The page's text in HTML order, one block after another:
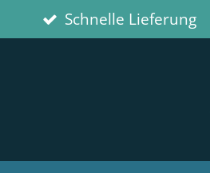
Schnelle Lieferung